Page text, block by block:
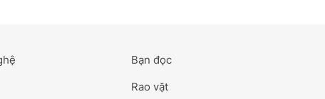
Bạn đọc
Rao vặt